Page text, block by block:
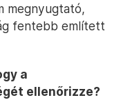
megnyugtató,
fentebb említett
a
ellenőrizze?